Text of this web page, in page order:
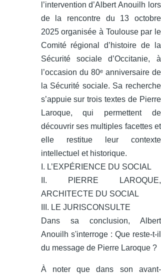
l’intervention d’Albert Anouilh lors
de la rencontre du 13 octobre
2025 organisée à Toulouse par le
Comité régional d’histoire de la
Sécurité sociale d’Occitanie, à
l’occasion du 80ᵉ anniversaire de
la Sécurité sociale. Sa recherche
s’appuie sur trois textes de Pierre
Laroque, qui permettent de
découvrir ses multiples facettes et
elle restitue leur contexte
intellectuel et historique.
I. L’EXPÉRIENCE DU SOCIAL
II. PIERRE LAROQUE,
ARCHITECTE DU SOCIAL
III. LE JURISCONSULTE
Dans sa conclusion, Albert
Anouilh s'interroge : Que reste-t-il
du message de Pierre Laroque ?
À noter que dans son avant-